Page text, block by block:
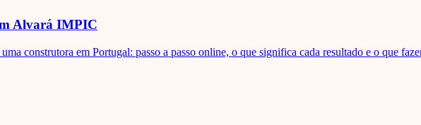
Alvará IMPIC
construtora em Portugal: passo a passo online, o que significa cada resultado e o que